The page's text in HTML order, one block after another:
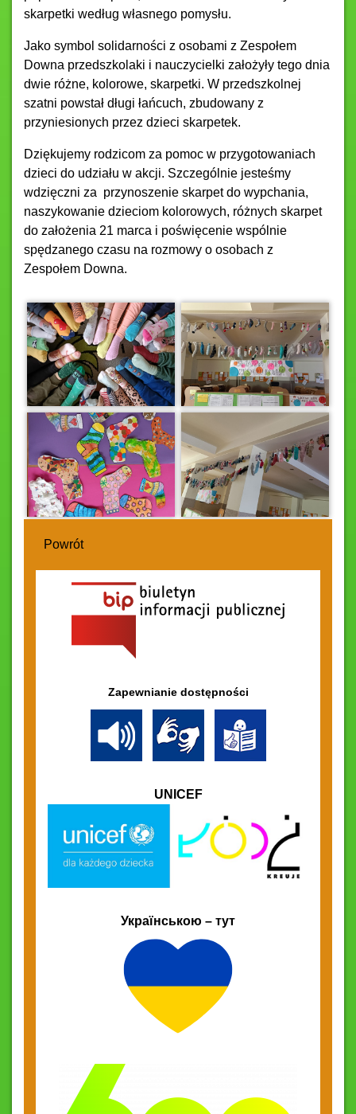
skarpetki według własnego pomysłu.
Jako symbol solidarności z osobami z Zespołem
Downa przedszkolaki i nauczycielki założyły tego dnia
dwie różne, kolorowe, skarpetki. W przedszkolnej
szatni powstał długi łańcuch, zbudowany z
przyniesionych przez dzieci skarpetek.
Dziękujemy rodzicom za pomoc w przygotowaniach
dzieci do udziału w akcji. Szczególnie jesteśmy
wdzięczni za przynoszenie skarpet do wypchania,
naszykowanie dzieciom kolorowych, różnych skarpet
do założenia 21 marca i poświęcenie wspólnie
spędzanego czasu na rozmowy o osobach z
Zespołem Downa.
Powrót
Zapewnianie dostępności
UNICEF
Українською – тут